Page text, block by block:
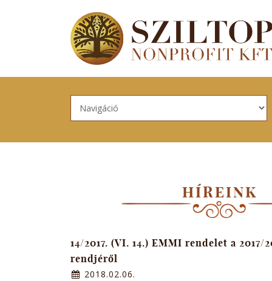
HÍREINK
14/2017. (VI. 14.) EMMI rendelet a 2017/
rendjéről
2018.02.06.